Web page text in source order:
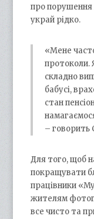
про
украй рідко.
«Мене
протоколи.
складно
бабусі,
стан
– говорить
Для того, щоб
покращувати
працівники
жителям
все чисто та